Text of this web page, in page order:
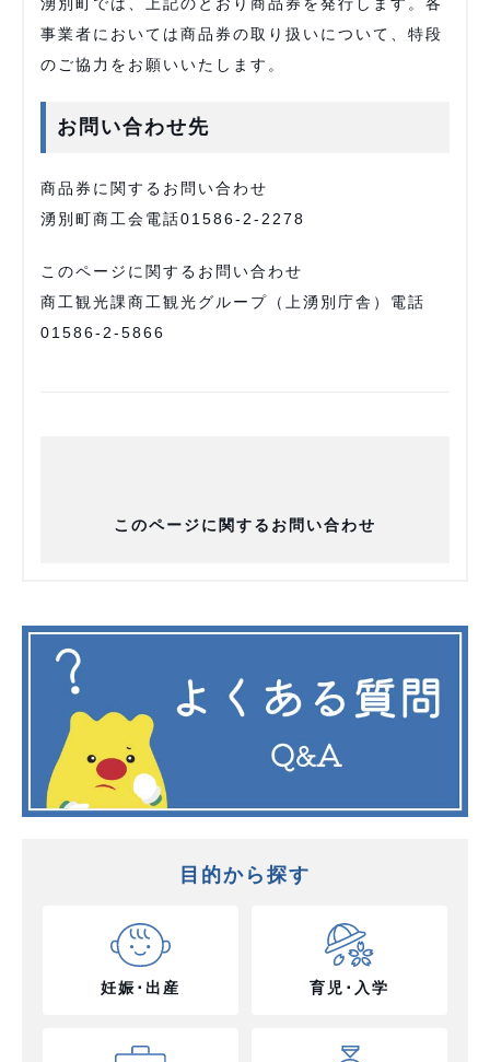
事業者においては商品券の取り扱いについて、特段
のご協力をお願いいたします。
お問い合わせ先
商品券に関するお問い合わせ
湧別町商工会電話01586-2-2278
このページに関するお問い合わせ
商工観光課商工観光グループ（上湧別庁舎）電話
01586-2-5866
このページに関するお問い合わせ
目的から探す
妊娠･出産 育児･入学